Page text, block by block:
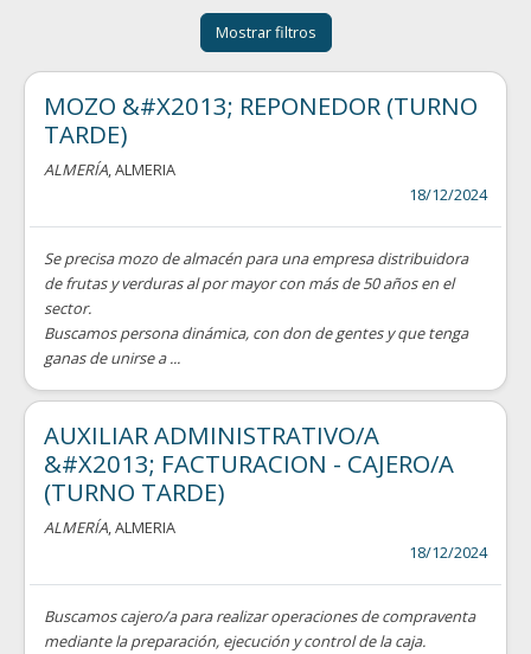
Mostrar filtros
MOZO &#X2013; REPONEDOR (TURNO
TARDE)
ALMERÍA, ALMERIA
18/12/2024
Se precisa mozo de almacén para una empresa distribuidora
de frutas y verduras al por mayor con más de 50 años en el
sector.
Buscamos persona dinámica, con don de gentes y que tenga
ganas de unirse a ...
AUXILIAR ADMINISTRATIVO/A
&#X2013; FACTURACION - CAJERO/A
(TURNO TARDE)
ALMERÍA, ALMERIA
18/12/2024
Buscamos cajero/a para realizar operaciones de compraventa
mediante la preparación, ejecución y control de la caja.